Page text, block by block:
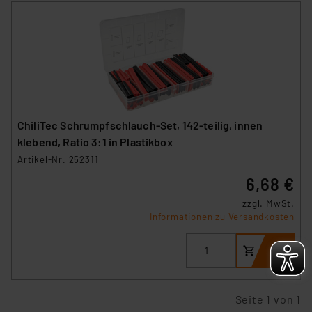
„Einige Drittanbieter verarbeiten personenbezogene
Daten in den USA. Ihre Einwilligung zur Einbindung von
die Verarbeitung Ihrer Daten in den USA gemäß Art. 49
der Datenschutzerklärung. Für die USA besteht kein
Angemessenheitsbeschluss der EU. Dies bedeutet,
dass die USA als Land mit unzureichendem
Datenschutz nach EU-Standards eingestuft wird. So
besteht etwa das Risiko, dass US-Behörden
hiergegen Klagemöglichkeiten für Europäer bestehen.
ChiliTec Schrumpfschlauch-Set, 142-teilig, innen
klebend, Ratio 3:1 in Plastikbox
Artikel-Nr. 252311
6,68 €
zzgl. MwSt.
Informationen zu Versandkosten
Seite 1 von 1